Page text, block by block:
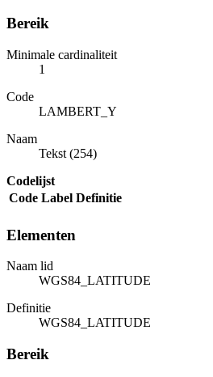
Bereik
Minimale cardinaliteit
1
Code
LAMBERT_Y
Naam
Tekst (254)
Codelijst
Code Label Definitie
Elementen
Naam lid
WGS84_LATITUDE
Definitie
WGS84_LATITUDE
Bereik